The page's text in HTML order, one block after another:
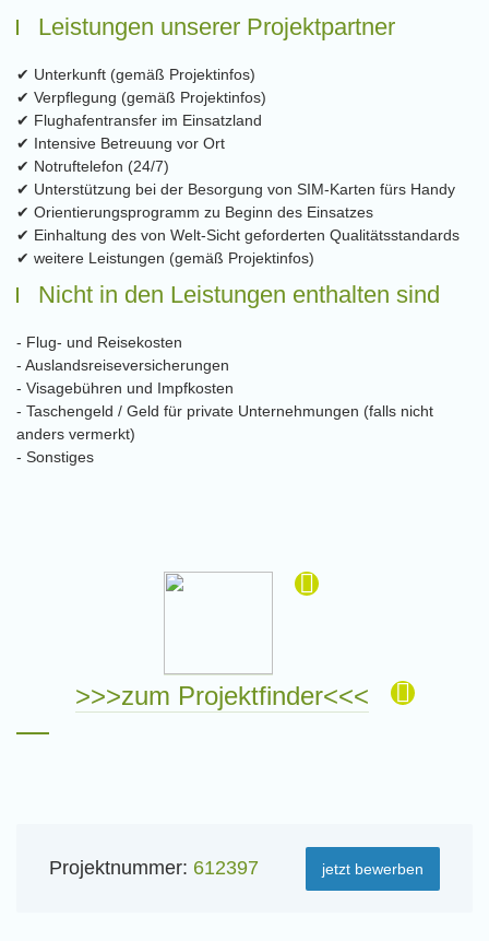
Leistungen unserer Projektpartner
✔ Unterkunft (gemäß Projektinfos)
✔ Verpflegung (gemäß Projektinfos)
✔ Flughafentransfer im Einsatzland
✔ Intensive Betreuung vor Ort
✔ Notruftelefon (24/7)
✔ Unterstützung bei der Besorgung von SIM-Karten fürs Handy
✔ Orientierungsprogramm zu Beginn des Einsatzes
✔ Einhaltung des von Welt-Sicht geforderten Qualitätsstandards
✔ weitere Leistungen (gemäß Projektinfos)
Nicht in den Leistungen enthalten sind
- Flug- und Reisekosten
- Auslandsreiseversicherungen
- Visagebühren und Impfkosten
- Taschengeld / Geld für private Unternehmungen (falls nicht
anders vermerkt)
- Sonstiges
>>>zum Projektfinder<<<
Projektnummer: 612397 jetzt bewerben